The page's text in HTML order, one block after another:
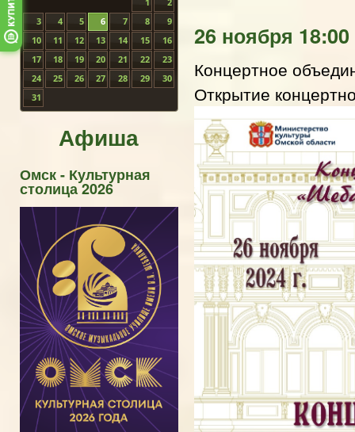
3
4 5 6 7 8
9
10
11 12 13 14 15
16
17
18 19 20 21 22
23
24
25 26 27 28 29
30
31
Афиша
Омск - Культурная
столица 2026
26 ноября
Концертное
Открытие